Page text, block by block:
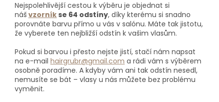
Nejspolehlivější cestou k výběru je objednat si
náš vzorníkse 64 odstíny, díky kterému si snadno
porovnáte barvu přímo u vás v salónu. Máte tak jistotu,
že vyberete ten nejbližší odstín k vašim vlasům.
Pokud si barvou i přesto nejste jistí, stačí nám napsat
na e-mail hairgrubr@gmail.com a rádi vám s výběrem
osobně poradíme. A kdyby vám ani tak odstín nesedl,
nemusíte se bát – vlasy u nás můžete bez problému
vyměnit.